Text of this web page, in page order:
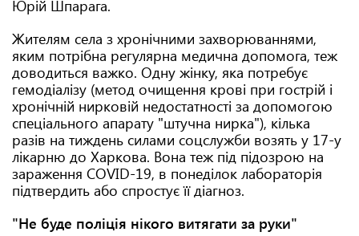
Юрій Шпарага.
Жителям села з хронічними захворюваннями,
яким потрібна регулярна медична допомога, теж
доводиться важко. Одну жінку, яка потребує
гемодіалізу (метод очищення крові при гострій і
хронічній нирковій недостатності за допомогою
спеціального апарату "штучна нирка"), кілька
разів на тиждень силами соцслужби возять у 17-у
лікарню до Харкова. Вона теж під підозрою на
зараження COVID-19, в понеділок лабораторія
підтвердить або спростує її діагноз.
"Не буде поліція нікого витягати за руки"